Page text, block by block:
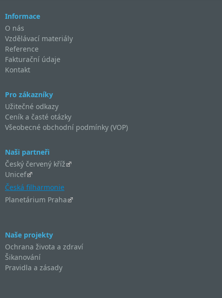
Informace
O nás
Vzdělávací materiály
Reference
Fakturační údaje
Kontakt
Pro zákazníky
Užitečné odkazy
Ceník a časté otázky
Všeobecné obchodní podmínky (VOP)
Naši partneři
Český červený kříž
Unicef
Česká filharmonie
Planetárium Praha
Naše projekty
Ochrana života a zdraví
Šikanování
Pravidla a zásady